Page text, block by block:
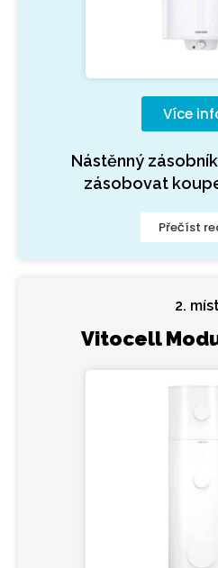
Více
Nástěnný
zásobovat
Přečíst
2.
Vitocell